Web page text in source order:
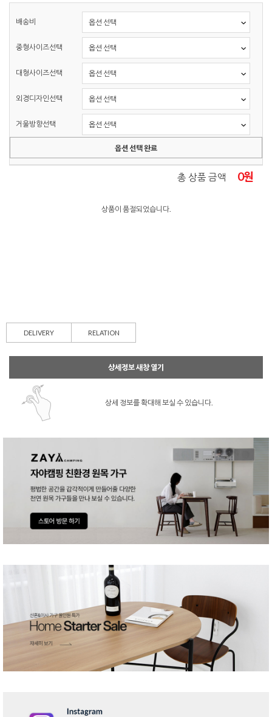
배송비
중형사이즈선택
대형사이즈선택
외경디자인선택
거울방향선택
옵션 선택 완료
총 상품 금액 0원
상품이 품절되었습니다.
DELIVERY RELATION
상세정보 새창 열기
상세 정보를 확대해 보실 수 있습니다.